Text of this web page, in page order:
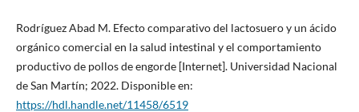
Rodríguez Abad M. Efecto comparativo del lactosuero y un ácido
orgánico comercial en la salud intestinal y el comportamiento
productivo de pollos de engorde [Internet]. Universidad Nacional
de San Martín; 2022. Disponible en:
https://hdl.handle.net/11458/6519